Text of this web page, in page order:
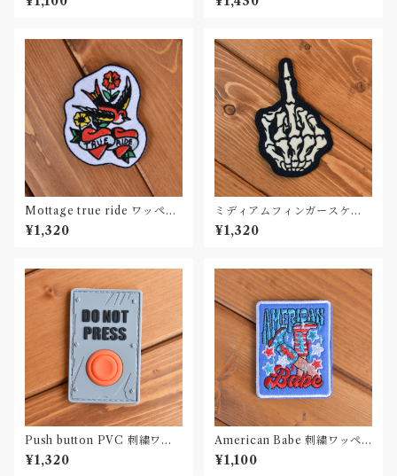
Mottage true ride ワッペン
刺繍 Patch
¥1,320
ミディアムフィンガースケル
トン カーワッペン Car Patch
¥1,320
Push button PVC 刺繍ワッ
ペン Patch
¥1,320
American Babe 刺繍ワッペ
ン Patch
¥1,100